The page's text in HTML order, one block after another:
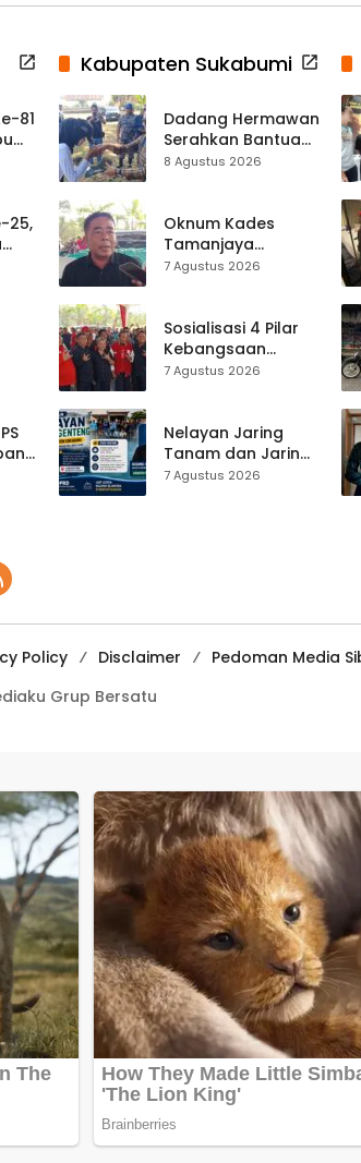
81
25,
Kabupaten Sukabumi
Dadang Hermawan
Serahkan Bantuan
Seragam
Ciracap
8 Agustus 2026
Oknum Kades
Tamanjaya
Terjerat Kasus
Seleksi Calon
Kades Diperketat
7 Agustus 2026
Sosialisasi 4 Pilar
Kebangsaan
Digelar di
Tekankan
Pentingnya
Persatuan
7 Agustus 2026
Nelayan Jaring
Tanam dan Jaring
Obor
7 Agustus 2026
Policy Disclaimer Pedoman Media
Grup Bersatu